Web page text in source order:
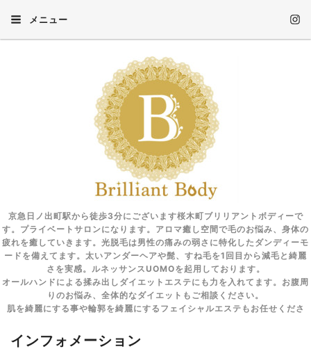
メニュー
京急日ノ出町駅から徒歩3分にございます桜木町ブリリアントボディーで
す。プライベートサロンになります。アロマ癒し空間で毛のお悩み、身体の
疲れを癒していきます。光脱毛は男性の痛みの弱さに特化したダンディーモ
ードを備えてます。太いアンダーヘアや髭、すね毛を1回目から減毛と綺麗
さを実感。ルネッサンスUOMOを起用しております。
オールハンドによる揉み出しダイエットエステにも力を入れてます。お腹周
りのお悩み、全体的なダイエットもご相談ください。
肌を綺麗にする事や輪郭を綺麗にするフェイシャルエステもお任せくださ
インフォメーション